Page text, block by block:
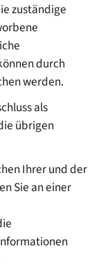
zuständige
durch
werden.
als
übrigen
Ihrer und der
Sie an einer